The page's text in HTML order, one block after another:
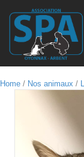
Home / Nos animaux /